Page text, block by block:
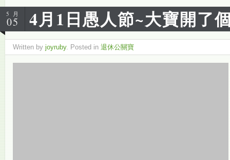
5 月
05 4月1日愚人節~大寶開了
Written by joyruby. Posted in 退休公關寶